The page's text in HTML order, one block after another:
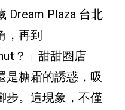
Dream Plaza 台北
，再到
？」甜甜圈店
是糖霜的誘惑，吸
步。這現象，不僅